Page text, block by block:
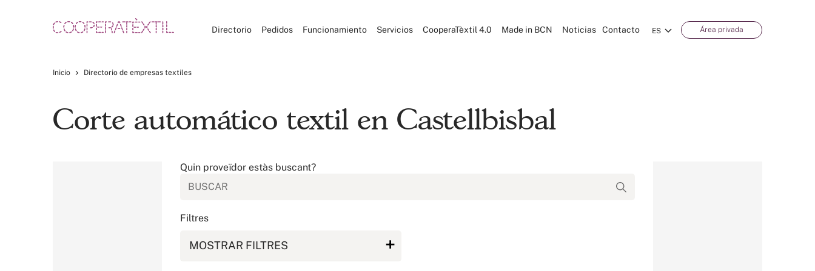
ES Área privada
Directorio Pedidos Funcionamiento Servicios CooperaTèxtil 4.0 Made in BCN Noticias Contacto
Inicio Directorio de empresas textiles
Corte automático textil en Castellbisbal
Quin proveïdor estàs buscant?
Filtres
MOSTRAR FILTRES